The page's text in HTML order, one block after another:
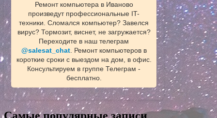
Ремонт компьютера в Иваново
произведут профессиональные IT-
техники. Сломался компьютер? Завелся
вирус? Тормозит, виснет, не загружается?
Переходите в наш телеграм
@salesat_chat. Ремонт компьютеров в
короткие сроки с выездом на дом, в офис.
Консультируем в группе Телеграм -
бесплатно.